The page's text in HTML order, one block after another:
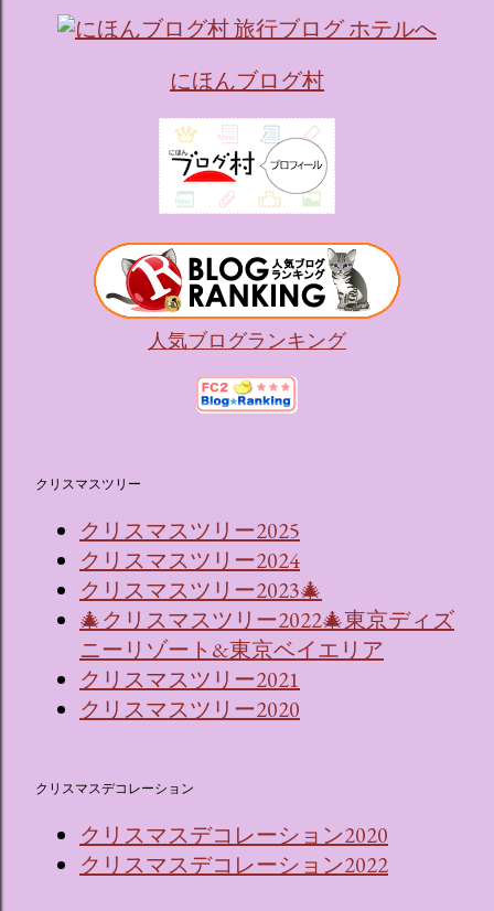
にほんブログ村
人気ブログランキング
クリスマスツリー
クリスマスツリー2025
クリスマスツリー2024
クリスマスツリー2023🎄
🎄クリスマスツリー2022🎄東京ディズ
ニーリゾート&東京ベイエリア
クリスマスツリー2021
クリスマスツリー2020
クリスマスデコレーション
クリスマスデコレーション2020
クリスマスデコレーション2022